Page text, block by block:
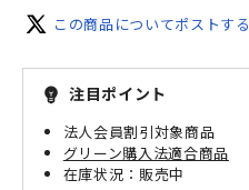
この商品についてポストする
emoji_objects 注目ポイント
法人会員割引対象商品
グリーン購入法適合商品
販売中